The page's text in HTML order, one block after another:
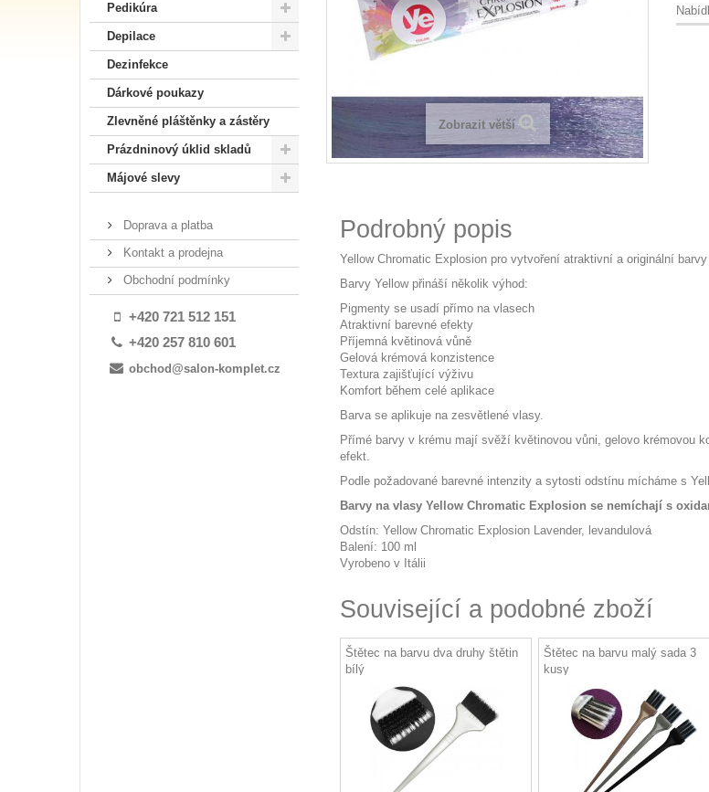
Pedikúra
Depilace
Dezinfekce
Dárkové poukazy
Zlevněné pláštěnky a zástěry
Prázdninový úklid skladů
Májové slevy
Doprava a platba
Kontakt a prodejna
Obchodní podmínky
+420 721 512 151
+420 257 810 601
obchod@salon-komplet.cz
Zobrazit větší
Podrobný popis
Yellow Chromatic Explosion pro vytvoření atraktivní a originální barvy
Barvy Yellow přináší několik výhod:
Pigmenty se usadí přímo na vlasech
Atraktivní barevné efekty
Příjemná květinová vůně
Gelová krémová konzistence
Textura zajišťující výživu
Komfort během celé aplikace
Barva se aplikuje na zesvětlené vlasy.
Přímé barvy v krému mají svěží květinovou vůni, gelovo krémovou
efekt.
Podle požadované barevné intenzity a sytosti odstínu mícháme s
Barvy na vlasy Yellow Chromatic Explosion se nemíchají s
Odstín: Yellow Chromatic Explosion Lavender, levandulová
Balení: 100 ml
Vyrobeno v Itálii
Související a podobné zboží
Štětec na barvu dva druhy štětin
bílý
Štětec na barvu malý sada 3
kusy